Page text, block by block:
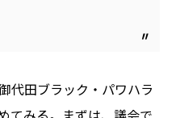
代田ブラック・パワハラ